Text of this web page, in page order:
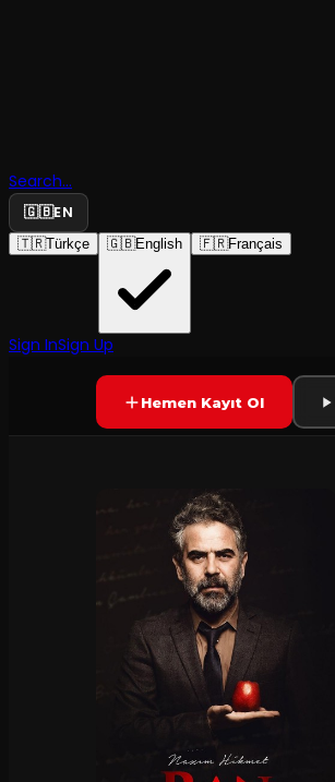
Search...
🇬🇧EN
🇹🇷Türkçe 🇬🇧English 🇫🇷Français
Sign InSign Up
RAN
Entropi Sahne
YAKINDA
Hemen Kayıt Ol